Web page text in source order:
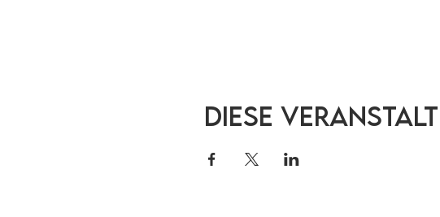
Diese